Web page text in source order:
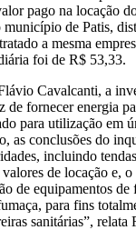
pago na locação
de Patis,
a mesma
foi de R$ 53,33.
Cavalcanti, a
de fornecer energia
para utilização em
as conclusões do
incluindo
de locação e,
de equipamentos de
para fins
sanitárias”, relata